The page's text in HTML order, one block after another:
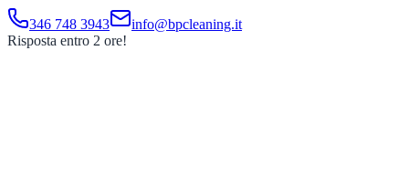
346 748 3943
info@bpcleaning.it
Risposta entro 2 ore!